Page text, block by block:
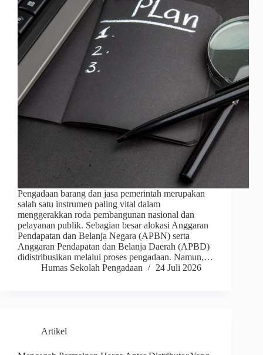
Pengadaan barang dan jasa pemerintah merupakan
salah satu instrumen paling vital dalam
menggerakkan roda pembangunan nasional dan
pelayanan publik. Sebagian besar alokasi Anggaran
Pendapatan dan Belanja Negara (APBN) serta
Anggaran Pendapatan dan Belanja Daerah (APBD)
didistribusikan melalui proses pengadaan. Namun,…
Humas Sekolah Pengadaan
24 Juli 2026
Artikel